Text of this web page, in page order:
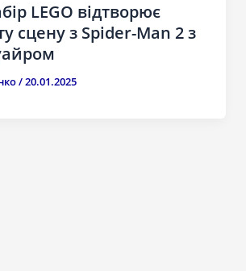
LEGO відтворює
сцену з Spider-Man 2 з
/20.01.2025